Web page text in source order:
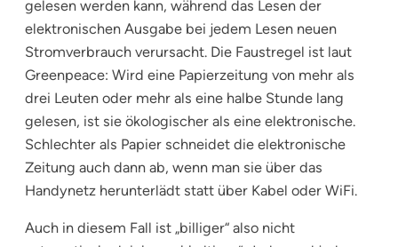
gelesen werden kann, während das Lesen der
elektronischen Ausgabe bei jedem Lesen neuen
Stromverbrauch verursacht. Die Faustregel ist laut
Greenpeace: Wird eine Papierzeitung von mehr als
drei Leuten oder mehr als eine halbe Stunde lang
gelesen, ist sie ökologischer als eine elektronische.
Schlechter als Papier schneidet die elektronische
Zeitung auch dann ab, wenn man sie über das
Handynetz herunterlädt statt über Kabel oder WiFi.
Auch in diesem Fall ist „billiger“ also nicht